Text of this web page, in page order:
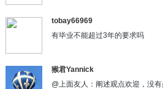
tobay66969
有毕业不能超过3年的要求吗
猴君Yannick
@上面友人：阐述观点欢迎，没有